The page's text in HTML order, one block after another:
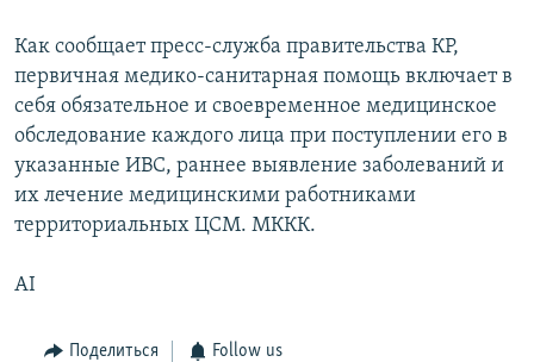
Как сообщает пресс-служба правительства КР,
первичная медико-санитарная помощь включает в
себя обязательное и своевременное медицинское
обследование каждого лица при поступлении его в
указанные ИВС, раннее выявление заболеваний и
их лечение медицинскими работниками
территориальных ЦСМ. МККК.
AI
Поделиться Follow us